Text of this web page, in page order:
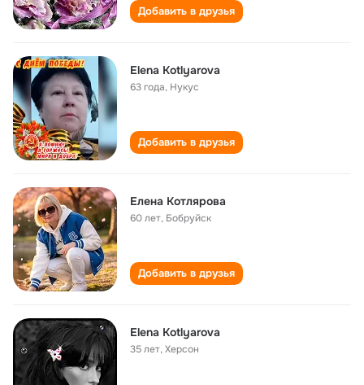
Добавить в друзья
Elena Kotlyarova
63 года, Нукус
Добавить в друзья
Елена Котлярова
60 лет, Бобруйск
Добавить в друзья
Elena Kotlyarova
35 лет,Херсон